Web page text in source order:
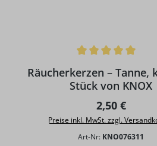
Räucherkerzen – Tanne,
Stück von KNOX
Regulärer
2,50 €
Preise inkl. MwSt. zzgl.
Art-Nr: KNO076311